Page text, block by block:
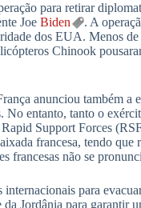
para retirar
Joe Biden
. A
dos EUA. Menos de
Chinook
anunciou também a
No entanto, tanto o
Support Forces
francesa, tendo
francesas não se
para
Jordânia para garantir